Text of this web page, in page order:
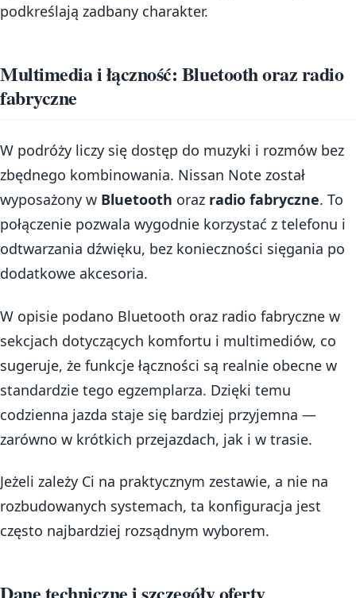
podkreślają zadbany charakter.
Multimedia i łączność: Bluetooth oraz radio
fabryczne
W podróży liczy się dostęp do muzyki i rozmów bez
zbędnego kombinowania. Nissan Note został
wyposażony w Bluetooth oraz radio fabryczne. To
połączenie pozwala wygodnie korzystać z telefonu i
odtwarzania dźwięku, bez konieczności sięgania po
dodatkowe akcesoria.
W opisie podano Bluetooth oraz radio fabryczne w
sekcjach dotyczących komfortu i multimediów, co
sugeruje, że funkcje łączności są realnie obecne w
standardzie tego egzemplarza. Dzięki temu
codzienna jazda staje się bardziej przyjemna —
zarówno w krótkich przejazdach, jak i w trasie.
Jeżeli zależy Ci na praktycznym zestawie, a nie na
rozbudowanych systemach, ta konfiguracja jest
często najbardziej rozsądnym wyborem.